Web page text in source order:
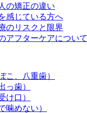
の矯正の違い
感じている方へ
のリスクと限界
アフターケアについて
こ、八重歯）
っ歯）
け口）
噛めない）